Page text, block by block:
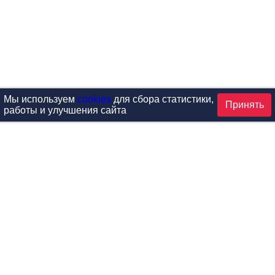
Мы используем cookiesдля сбора статистики,
работы и улучшения сайта
Принять